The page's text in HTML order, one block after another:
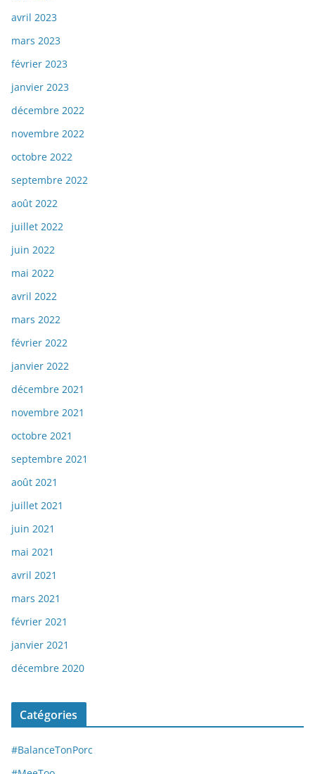
avril 2023
mars 2023
février 2023
janvier 2023
décembre 2022
novembre 2022
octobre 2022
septembre 2022
août 2022
juillet 2022
juin 2022
mai 2022
avril 2022
mars 2022
février 2022
janvier 2022
décembre 2021
novembre 2021
octobre 2021
septembre 2021
août 2021
juillet 2021
juin 2021
mai 2021
avril 2021
mars 2021
février 2021
janvier 2021
décembre 2020
Catégories
#BalanceTonPorc